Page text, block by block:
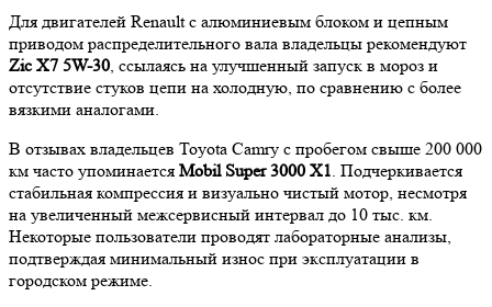
Для двигателей Renault с алюминиевым блоком и цепным
приводом распределительного вала владельцы рекомендуют
Zic X7 5W-30, ссылаясь на улучшенный запуск в мороз и
отсутствие стуков цепи на холодную, по сравнению с более
вязкими аналогами.
В отзывах владельцев Toyota Camry с пробегом свыше 200 000
км часто упоминается Mobil Super 3000 X1. Подчеркивается
стабильная компрессия и визуально чистый мотор, несмотря
на увеличенный межсервисный интервал до 10 тыс. км.
Некоторые пользователи проводят лабораторные анализы,
подтверждая минимальный износ при эксплуатации в
городском режиме.